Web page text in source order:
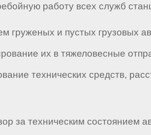
работу всех служб
груженых и пустых грузовых
их в тяжеловесные
технических средств,
за техническим состоянием